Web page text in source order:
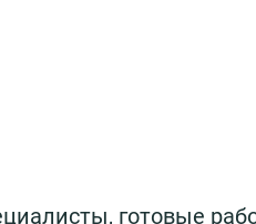
готовые